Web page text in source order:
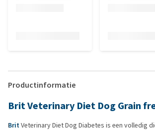
Productinformatie
Brit Veterinary Diet Dog Grain
BritVeterinary Diet Dog Diabetes is een volledig